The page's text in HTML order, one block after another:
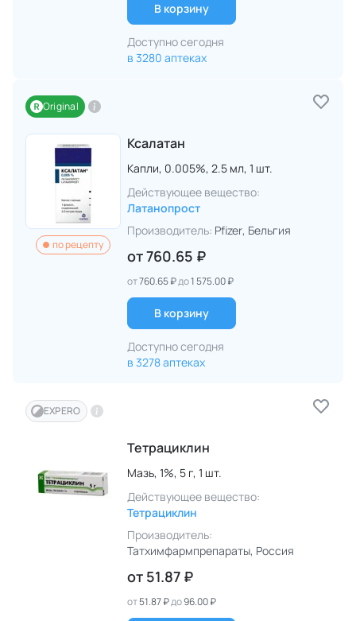
В корзину
Доступно сегодня
в 3280 аптеках
Original
по рецепту
Ксалатан
Капли, 0.005%, 2.5 мл, 1 шт.
Действующее вещество:
Латанопрост
Производитель: Pfizer, Бельгия
от760.65 ₽
от760.65 ₽до1 575.00 ₽
В корзину
Доступно сегодня
в 3278 аптеках
EXPERO
Тетрациклин
Мазь, 1%, 5 г, 1 шт.
Действующее вещество:
Тетрациклин
Производитель:
Татхимфармпрепараты, Россия
от 51.87 ₽
от51.87 ₽до96.00 ₽